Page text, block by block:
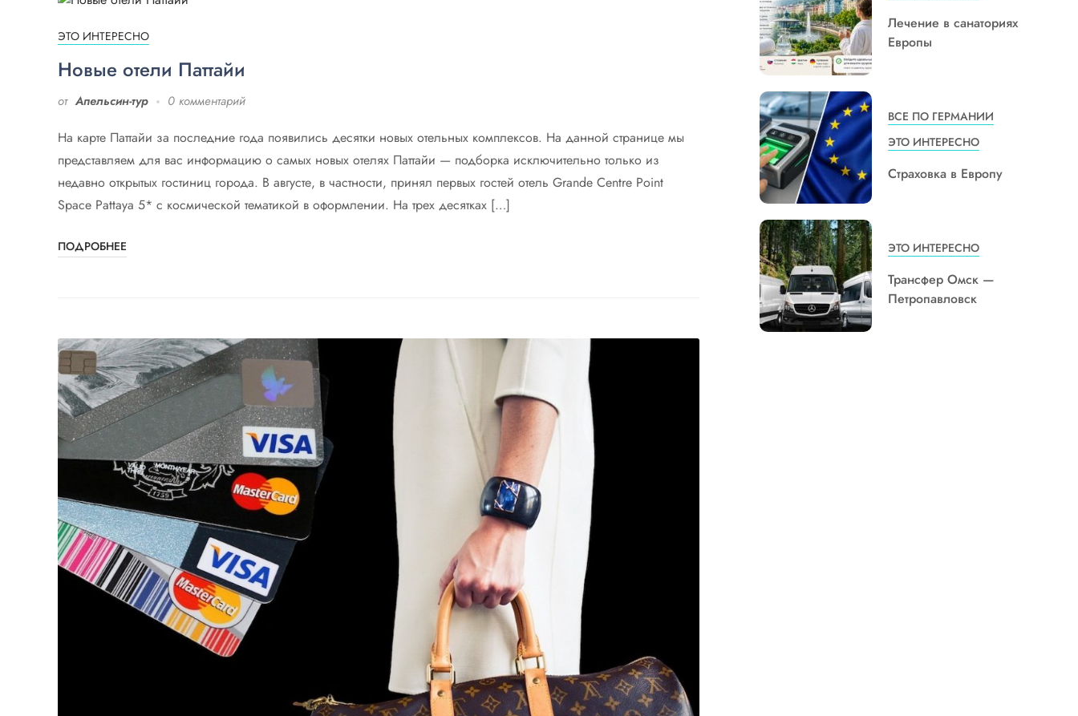
ЭТО ИНТЕРЕСНО
Новые отели Паттайи
от Апельсин-тур 0 комментарий
На карте Паттайи за последние года появились десятки новых отельных комплексов. На данной странице мы
представляем для вас информацию о самых новых отелях Паттайи — подборка исключительно только из
недавно открытых гостиниц города. В августе, в частности, принял первых гостей отель Grande Centre Point
Space Pattaya 5* с космической тематикой в оформлении. На трех десятках […]
ПОДРОБНЕЕ
Лечение в санаториях
Европы
ВСЕ ПО ГЕРМАНИИ
ЭТО ИНТЕРЕСНО
Страховка в Европу
ЭТО ИНТЕРЕСНО
Трансфер Омск —
Петропавловск